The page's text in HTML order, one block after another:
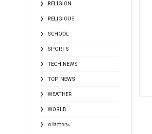
RELIGION
RELIGIOUS
SCHOOL
SPORTS
TECH NEWS
TOP NEWS
WEATHER
WORLD
വിനോദം